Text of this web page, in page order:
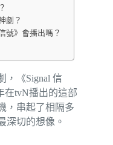
劇？
號》會播出嗎？
，《Signal 信
在tvN播出的這部
，串起了相隔多
深切的想像。